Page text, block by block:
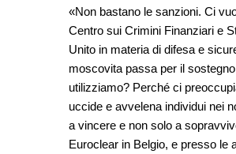
«Non bastano le sanzioni. Ci
Centro sui Crimini Finanziari e
Unito in materia di difesa e
moscovita passa per il
utilizziamo? Perché ci
uccide e avvelena individui nei
a vincere e non solo a
Euroclear in Belgio, e presso le